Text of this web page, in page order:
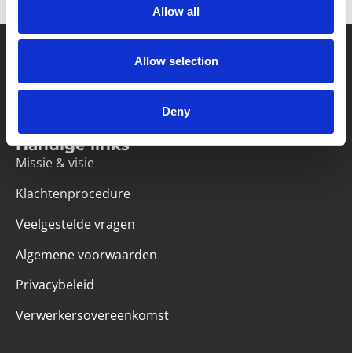
Allow all
Allow selection
Deny
Partner van mentoren
Handige links
Missie & visie
Klachtenprocedure
Veelgestelde vragen
Algemene voorwaarden
Privacybeleid
Verwerkersovereenkomst